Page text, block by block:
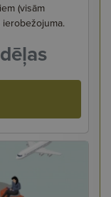
(visām
ierobežojuma.